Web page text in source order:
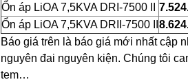
Ổn áp LiOA 7,5KVA DRI-7500 II
Ổn áp LiOA 7,5KVA DRII-7500 II
Báo giá trên là báo giá mới nhất cập
nguyên đai nguyên kiện. Chúng tôi
tem…